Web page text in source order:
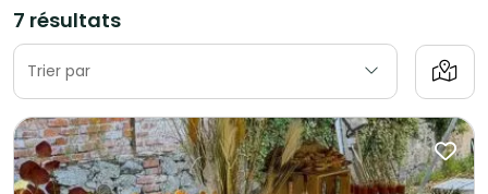
7 résultats
Trier par